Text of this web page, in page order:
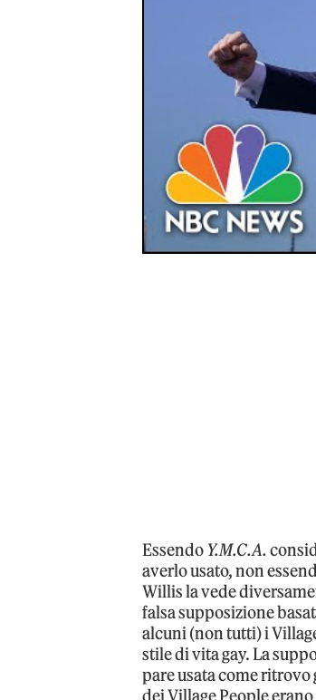
Essendo Y.M.C.A.
averlo usato, non
Willis la vede
falsa supposizione
alcuni (non tutti) i
stile di vita gay. La
pare usata come